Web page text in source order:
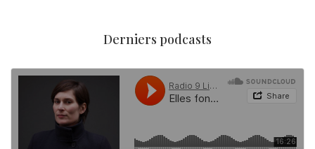
Derniers podcasts